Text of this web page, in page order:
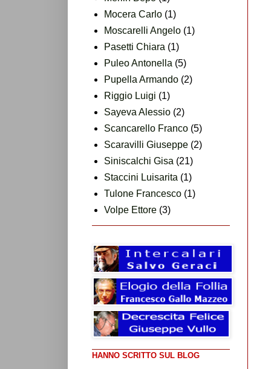
Mocera Carlo (1)
Moscarelli Angelo (1)
Pasetti Chiara (1)
Puleo Antonella (5)
Pupella Armando (2)
Riggio Luigi (1)
Sayeva Alessio (2)
Scancarello Franco (5)
Scaravilli Giuseppe (2)
Siniscalchi Gisa (21)
Staccini Luisarita (1)
Tulone Francesco (1)
Volpe Ettore (3)
HANNO SCRITTO SUL BLOG